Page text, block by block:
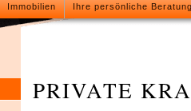
Immobilien Ihre persönliche
PRIVATE